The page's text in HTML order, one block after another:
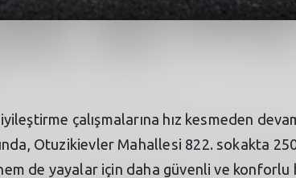
çalışmalarına hız kesmeden
Otuzikievler Mahallesi 822. sokakta
de yayalar için daha güvenli ve konforlu